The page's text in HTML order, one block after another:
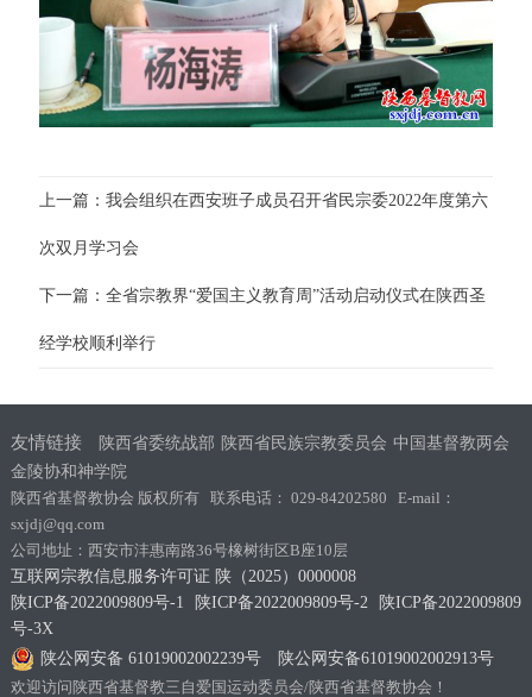
上一篇：我会组织在西安班子成员召开省民宗委2022年度第六
次双月学习会
下一篇：全省宗教界“爱国主义教育周”活动启动仪式在陕西圣
经学校顺利举行
友情链接 陕西省委统战部 陕西省民族宗教委员会 中国基督教两会
金陵协和神学院
陕西省基督教协会 版权所有 联系电话： 029-84202580 E-mail：
sxjdj@qq.com
公司地址：西安市沣惠南路36号橡树街区B座10层
互联网宗教信息服务许可证 陕（2025）0000008
陕ICP备2022009809号-1
陕ICP备2022009809号-2
陕ICP备2022009809
号-3X
陕公网安备 61019002002239号
陕公网安备61019002002913号
欢迎访问陕西省基督教三自爱国运动委员会/陕西省基督教协会！